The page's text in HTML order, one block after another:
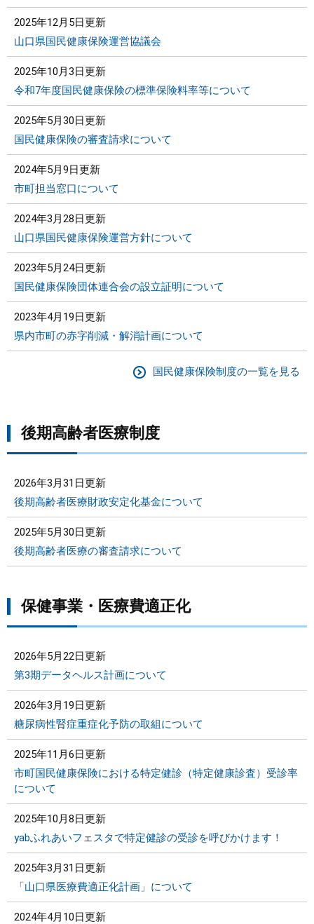
2025年12月5日更新
山口県国民健康保険運営協議会
2025年10月3日更新
令和7年度国民健康保険の標準保険料率等について
2025年5月30日更新
国民健康保険の審査請求について
2024年5月9日更新
市町担当窓口について
2024年3月28日更新
山口県国民健康保険運営方針について
2023年5月24日更新
国民健康保険団体連合会の設立証明について
2023年4月19日更新
県内市町の赤字削減・解消計画について
国民健康保険制度の一覧を見る
後期高齢者医療制度
2026年3月31日更新
後期高齢者医療財政安定化基金について
2025年5月30日更新
後期高齢者医療の審査請求について
保健事業・医療費適正化
2026年5月22日更新
第3期データヘルス計画について
2026年3月19日更新
糖尿病性腎症重症化予防の取組について
2025年11月6日更新
市町国民健康保険における特定健診（特定健康診査）受診率
について
2025年10月8日更新
yabふれあいフェスタで特定健診の受診を呼びかけます！
2025年3月31日更新
「山口県医療費適正化計画」について
2024年4月10日更新